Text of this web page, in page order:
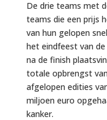
De drie teams met
teams die een prijs
van hun gelopen
het eindfeest van de
na de finish
totale opbrengst
afgelopen edities
miljoen euro
kanker.